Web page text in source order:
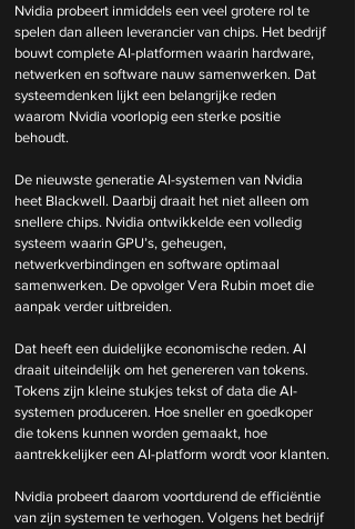
Nvidia probeert inmiddels een veel grotere rol te
spelen dan alleen leverancier van chips. Het bedrijf
bouwt complete AI-platformen waarin hardware,
netwerken en software nauw samenwerken. Dat
systeemdenken lijkt een belangrijke reden
waarom Nvidia voorlopig een sterke positie
behoudt.
De nieuwste generatie AI-systemen van Nvidia
heet Blackwell. Daarbij draait het niet alleen om
snellere chips. Nvidia ontwikkelde een volledig
systeem waarin GPU’s, geheugen,
netwerkverbindingen en software optimaal
samenwerken. De opvolger Vera Rubin moet die
aanpak verder uitbreiden.
Dat heeft een duidelijke economische reden. AI
draait uiteindelijk om het genereren van tokens.
Tokens zijn kleine stukjes tekst of data die AI-
systemen produceren. Hoe sneller en goedkoper
die tokens kunnen worden gemaakt, hoe
aantrekkelijker een AI-platform wordt voor klanten.
Nvidia probeert daarom voortdurend de efficiëntie
van zijn systemen te verhogen. Volgens het bedrijf